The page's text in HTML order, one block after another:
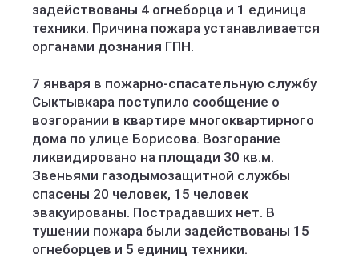
задействованы 4 огнеборца и 1 единица
техники. Причина пожара устанавливается
органами дознания ГПН.
7 января в пожарно-спасательную службу
Сыктывкара поступило сообщение о
возгорании в квартире многоквартирного
дома по улице Борисова. Возгорание
ликвидировано на площади 30 кв.м.
Звеньями газодымозащитной службы
спасены 20 человек, 15 человек
эвакуированы. Пострадавших нет. В
тушении пожара были задействованы 15
огнеборцев и 5 единиц техники.